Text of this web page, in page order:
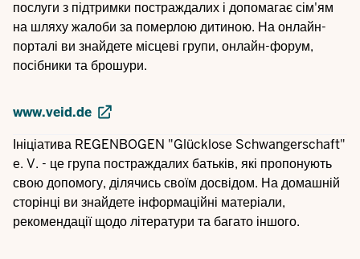
послуги з підтримки постраждалих і допомагає сім'ям
на шляху жалоби за померлою дитиною. На онлайн-
порталі ви знайдете місцеві групи, онлайн-форум,
посібники та брошури.
www.veid.de
Ініціатива REGENBOGEN "Glücklose Schwangerschaft"
e. V. - це група постраждалих батьків, які пропонують
свою допомогу, ділячись своїм досвідом. На домашній
сторінці ви знайдете інформаційні матеріали,
рекомендації щодо літератури та багато іншого.